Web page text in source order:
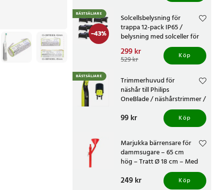
-43%
BÄSTSÄLJARE
Solcellsbelysning för
trappa 12-pack IP65 /
belysning med solceller för
altan och staket /
trappbelysning
Nuvarande pris:
299 krTidigare pris :529 kr
299 kr
529 kr Köp
BÄSTSÄLJARE
Trimmerhuvud för
näshår till Philips
OneBlade / näshårstrimmer /
nästrimmerhuvud
Pris:99 kr
99 kr Köp
Marjukka bärrensare för
dammsugare – 65 cm
hög – Tratt Ø 18 cm – Med
två munstycken
Pris:249 kr
249 kr Köp